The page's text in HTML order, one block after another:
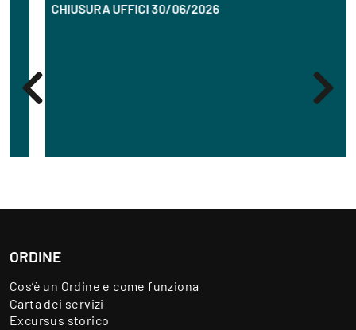
CHIUSURA UFFICI 30/06/2026
ORDINE
Cos’è un Ordine e come funziona
Carta dei servizi
Excursus storico